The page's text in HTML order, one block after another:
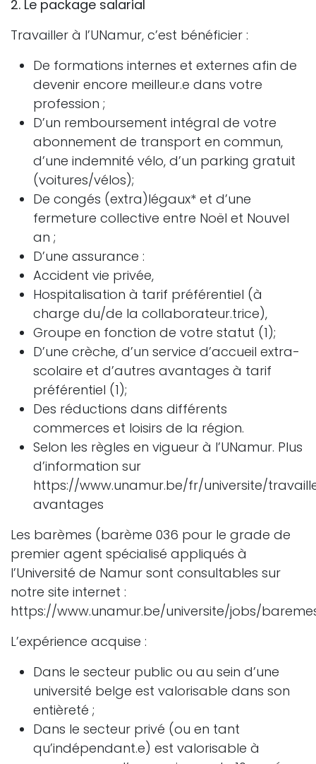
2. Le package salarial
Travailler à l’UNamur, c’est bénéficier :
De formations internes et externes afin de
devenir encore meilleur.e dans votre
profession ;
D’un remboursement intégral de votre
abonnement de transport en commun,
d’une indemnité vélo, d’un parking gratuit
(voitures/vélos);
De congés (extra)légaux* et d’une
fermeture collective entre Noël et Nouvel
an ;
D’une assurance :
Accident vie privée,
Hospitalisation à tarif préférentiel (à
charge du/de la collaborateur.trice),
Groupe en fonction de votre statut (1);
D’une crèche, d’un service d’accueil extra-
scolaire et d’autres avantages à tarif
préférentiel (1);
Des réductions dans différents
commerces et loisirs de la région.
Selon les règles en vigueur à l’UNamur. Plus
d’information sur
https://www.unamur.be/fr/universite/
avantages
Les barèmes (barème 036 pour le grade de
premier agent spécialisé appliqués à
l’Université de Namur sont consultables sur
notre site internet :
https://www.unamur.be/universite/jobs/
L’expérience acquise :
Dans le secteur public ou au sein d’une
université belge est valorisable dans son
entièreté ;
Dans le secteur privé (ou en tant
qu’indépendant.e) est valorisable à